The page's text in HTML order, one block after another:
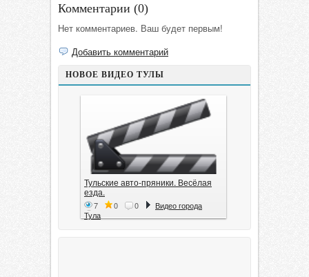
Комментарии (0)
Нет комментариев. Ваш будет первым!
Добавить комментарий
НОВОЕ ВИДЕО ТУЛЫ
Тульские авто-пряники. Весёлая
езда.
7 0 0
Видео города
Тула